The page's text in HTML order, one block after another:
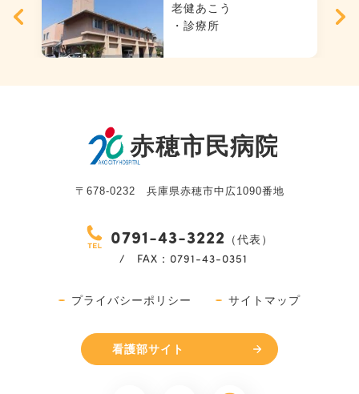
老健あこう
・診療所
〒678-0232 兵庫県赤穂市中広1090番地
0791-43-3222 （代表）
/ FAX：0791-43-0351
プライバシーポリシー サイトマップ
看護部サイト